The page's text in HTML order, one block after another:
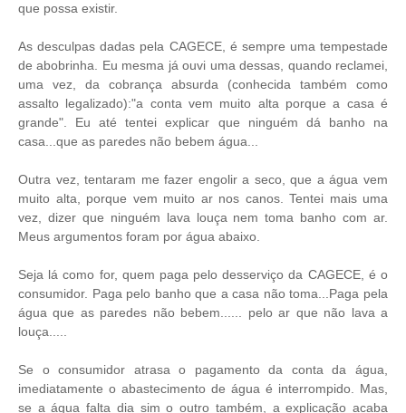
que possa existir.
As desculpas dadas pela CAGECE, é sempre uma tempestade
de abobrinha. Eu mesma já ouvi uma dessas, quando reclamei,
uma vez, da cobrança absurda (conhecida também como
assalto legalizado):"a conta vem muito alta porque a casa é
grande". Eu até tentei explicar que ninguém dá banho na
casa...que as paredes não bebem água...
Outra vez, tentaram me fazer engolir a seco, que a água vem
muito alta, porque vem muito ar nos canos. Tentei mais uma
vez, dizer que ninguém lava louça nem toma banho com ar.
Meus argumentos foram por água abaixo.
Seja lá como for, quem paga pelo desserviço da CAGECE, é o
consumidor. Paga pelo banho que a casa não toma...Paga pela
água que as paredes não bebem...... pelo ar que não lava a
louça.....
Se o consumidor atrasa o pagamento da conta da água,
imediatamente o abastecimento de água é interrompido. Mas,
se a água falta dia sim o outro também, a explicação acaba